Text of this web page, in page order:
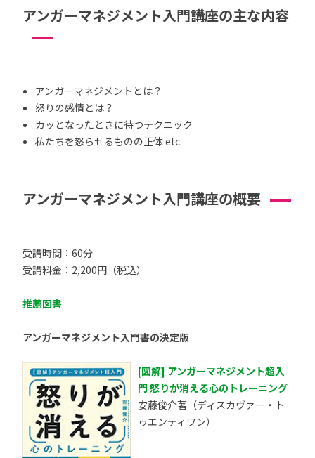
アンガーマネジメント入門講座の主な内容
アンガーマネジメントとは？
怒りの感情とは？
カッとなったときに待つテクニック
私たちを怒らせるものの正体 etc.
アンガーマネジメント入門講座の概要
受講時間：60分
受講料金：2,200円（税込）
推薦図書
アンガーマネジメント入門書の決定版
[図解] アンガーマネジメント超入
門 怒りが消える心のトレーニング
安藤俊介著（ディスカヴァー・ト
ゥエンティワン）